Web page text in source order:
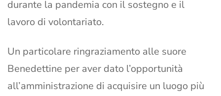
durante la pandemia con il sostegno e il
lavoro di volontariato.
Un particolare ringraziamento alle suore
Benedettine per aver dato l’opportunità
all’amministrazione di acquisire un luogo più